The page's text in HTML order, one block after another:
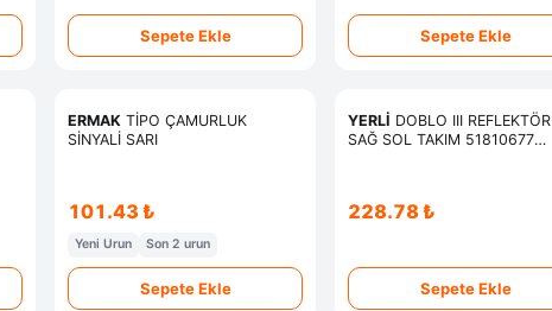
Sepete Ekle Sepete Ekle
ERMAK TİPO ÇAMURLUK
SİNYALİ SARI
101.43 ₺
Yeni Urun Son 2 urun
Sepete Ekle
YERLİ DOBLO III REFLEKTÖR
SAĞ SOL TAKIM 51810677
228.78 ₺
Sepete Ekle